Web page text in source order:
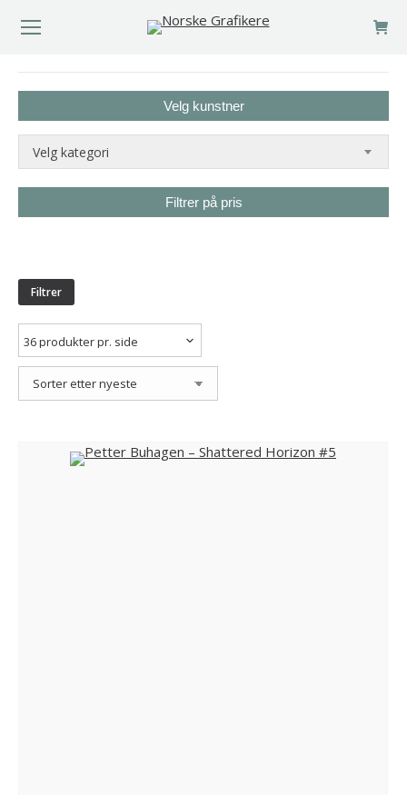
Velg kunstner
Velg kategori
Filtrer på pris
Filtrer